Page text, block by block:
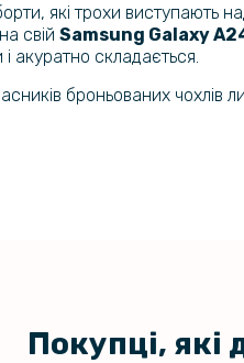
які трохи
свій Samsung Galaxy
акуратно складається.
броньованих чохлів
Покупці, які